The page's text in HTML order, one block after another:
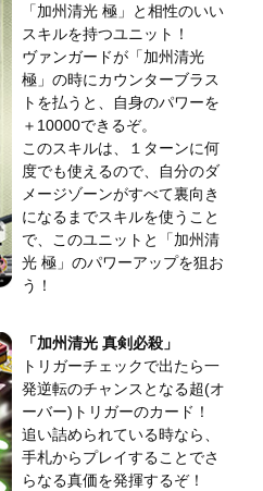
「加州清光 極」と相性のいい
スキルを持つユニット！
ヴァンガードが「加州清光
極」の時にカウンターブラス
トを払うと、自身のパワーを
＋10000できるぞ。
このスキルは、１ターンに何
度でも使えるので、自分のダ
メージゾーンがすべて裏向き
になるまでスキルを使うこと
で、このユニットと「加州清
光 極」のパワーアップを狙お
う！
「加州清光 真剣必殺」
トリガーチェックで出たら一
発逆転のチャンスとなる超(オ
ーバー)トリガーのカード！
追い詰められている時なら、
手札からプレイすることでさ
らなる真価を発揮するぞ！